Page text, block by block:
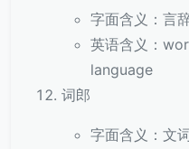
字面含义：言
英语含义：
language
词郎
字面含义：文